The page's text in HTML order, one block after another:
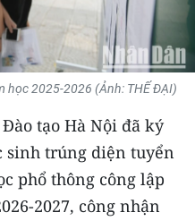
học 2025-2026 (Ảnh: THẾ ĐẠI)
tạo Hà Nội đã ký
sinh trúng diện tuyển
phổ thông công lập
2027, công nhận